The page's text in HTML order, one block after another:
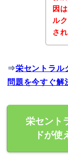
因
ル
さ
⇒栄セントラル
問題を今すぐ解
栄セント
ドが使